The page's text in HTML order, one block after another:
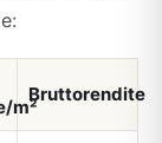
m²
Bruttorendite